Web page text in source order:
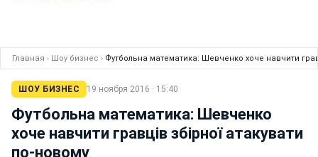
Главная › Шоу бизнес › Футбольна математика: Шевченко хоче навчити
ШОУ БИЗНЕС 19 ноября 2016 · 15:40
Футбольна математика: Шевченко
хоче навчити гравців збірної атакувати
по-новому